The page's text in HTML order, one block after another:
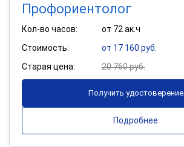
Профориентолог
Кол-во часов:
от 72 ак.ч
Стоимость:
от 17 160 руб.
Старая цена:
20 760 руб.
Получить удостоверение
Подробнее